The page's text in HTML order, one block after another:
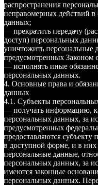
распространения
неправомерных действий
данных;
— прекратить передачу
доступ) персональных
уничтожить персональные
предусмотренных Законом
— исполнять иные
персональных данных.
4. Основные права и
данных
4.1. Субъекты
— получать информацию,
персональных данных, за
предусмотренных
предоставляются
в доступной форме, и в
персональные данные,
персональных данных, за
имеются законные
персональных данных.